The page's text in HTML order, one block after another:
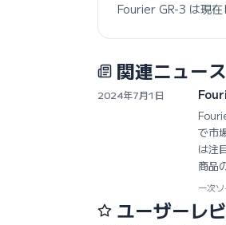
Fourier GR-3 は現在
関連ニュース
2024年7月1日
で市
は注
商品
一次
ユーザーレ